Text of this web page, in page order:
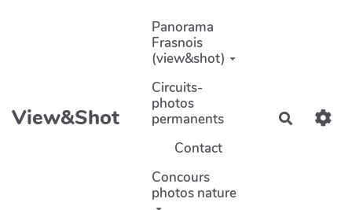
Aller au contenu principal
View&Shot
Panorama
Frasnois
(view&shot)
Circuits-
photos
permanents
Contact
Concours
photos nature